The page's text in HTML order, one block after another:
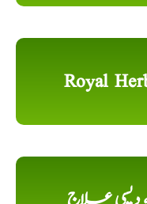
Royal